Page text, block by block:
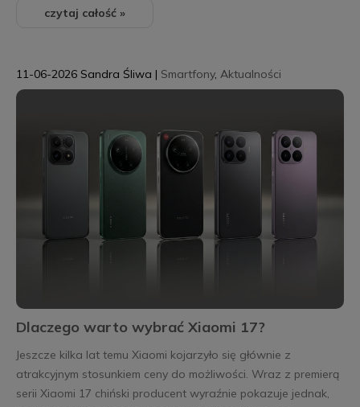
czytaj całość »
Dlaczego warto wybrać Xiaomi 17?
11-06-2026 Sandra Śliwa | Smartfony, Aktualności
Jeszcze kilka lat temu Xiaomi kojarzyło się głównie z
atrakcyjnym stosunkiem ceny do możliwości. Wraz z premierą
serii Xiaomi 17 chiński producent wyraźnie pokazuje jednak,